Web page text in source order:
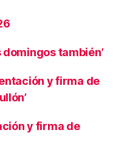
también’
y firma de
y firma de